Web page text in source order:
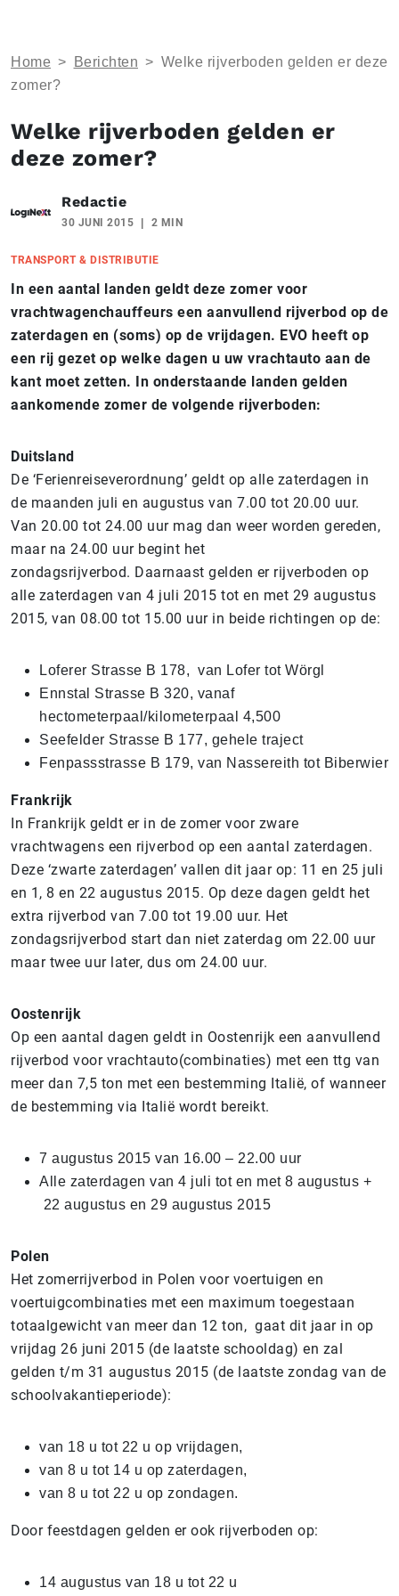
Home > Berichten > Welke rijverboden gelden er deze
zomer?
Welke rijverboden gelden er
deze zomer?
Redactie
30 JUNI 2015 2 MIN
TRANSPORT & DISTRIBUTIE
In een aantal landen geldt deze zomer voor
vrachtwagenchauffeurs een aanvullend rijverbod op de
zaterdagen en (soms) op de vrijdagen. EVO heeft op
een rij gezet op welke dagen u uw vrachtauto aan de
kant moet zetten. In onderstaande landen gelden
aankomende zomer de volgende rijverboden:
Duitsland
De ‘Ferienreiseverordnung’ geldt op alle zaterdagen in
de maanden juli en augustus van 7.00 tot 20.00 uur.
Van 20.00 tot 24.00 uur mag dan weer worden gereden,
maar na 24.00 uur begint het
zondagsrijverbod. Daarnaast gelden er rijverboden op
alle zaterdagen van 4 juli 2015 tot en met 29 augustus
2015, van 08.00 tot 15.00 uur in beide richtingen op de:
Loferer Strasse B 178, van Lofer tot Wörgl
Ennstal Strasse B 320, vanaf
hectometerpaal/kilometerpaal 4,500
Seefelder Strasse B 177, gehele traject
Fenpassstrasse B 179, van Nassereith tot Biberwier
Frankrijk
In Frankrijk geldt er in de zomer voor zware
vrachtwagens een rijverbod op een aantal zaterdagen.
Deze ‘zwarte zaterdagen’ vallen dit jaar op: 11 en 25 juli
en 1, 8 en 22 augustus 2015. Op deze dagen geldt het
extra rijverbod van 7.00 tot 19.00 uur. Het
zondagsrijverbod start dan niet zaterdag om 22.00 uur
maar twee uur later, dus om 24.00 uur.
Oostenrijk
Op een aantal dagen geldt in Oostenrijk een aanvullend
rijverbod voor vrachtauto(combinaties) met een ttg van
meer dan 7,5 ton met een bestemming Italië, of wanneer
de bestemming via Italië wordt bereikt.
7 augustus 2015 van 16.00 – 22.00 uur
Alle zaterdagen van 4 juli tot en met 8 augustus +
22 augustus en 29 augustus 2015
Polen
Het zomerrijverbod in Polen voor voertuigen en
voertuigcombinaties met een maximum toegestaan
totaalgewicht van meer dan 12 ton, gaat dit jaar in op
vrijdag 26 juni 2015 (de laatste schooldag) en zal
gelden t/m 31 augustus 2015 (de laatste zondag van de
schoolvakantieperiode):
van 18 u tot 22 u op vrijdagen,
van 8 u tot 14 u op zaterdagen,
van 8 u tot 22 u op zondagen.
Door feestdagen gelden er ook rijverboden op:
14 augustus van 18 u tot 22 u